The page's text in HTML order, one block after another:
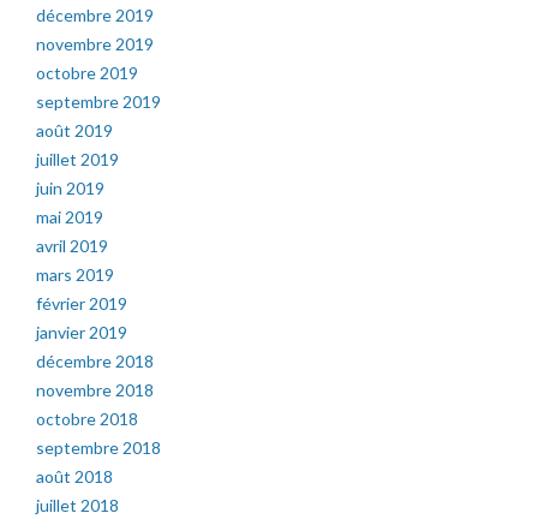
décembre 2019
novembre 2019
octobre 2019
septembre 2019
août 2019
juillet 2019
juin 2019
mai 2019
avril 2019
mars 2019
février 2019
janvier 2019
décembre 2018
novembre 2018
octobre 2018
septembre 2018
août 2018
juillet 2018